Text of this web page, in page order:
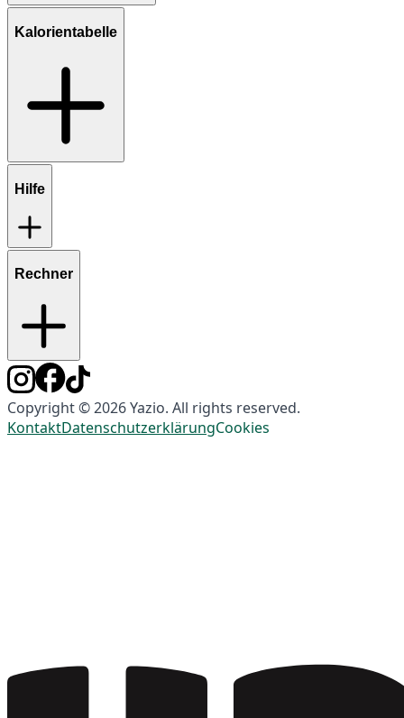
Kalorientabelle
Hilfe
Rechner
Copyright © 2026 Yazio. All rights reserved.
KontaktDatenschutzerklärungCookies